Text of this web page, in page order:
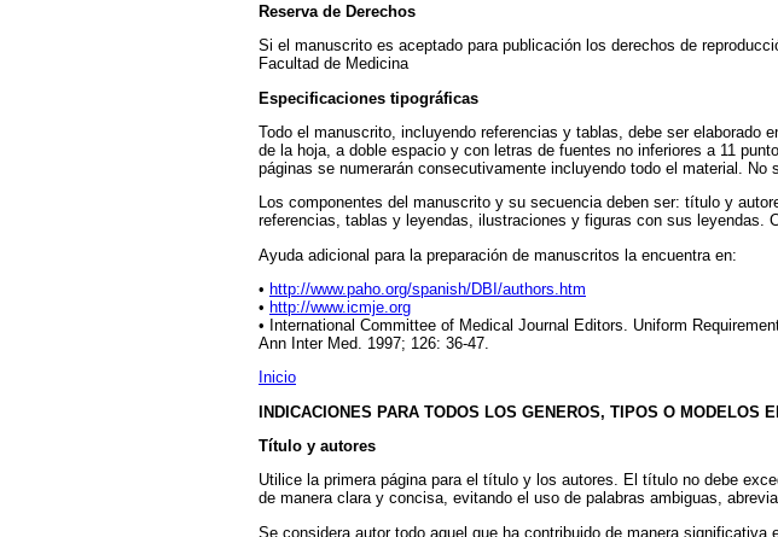
Reserva de Derechos
Si el manuscrito es aceptado para publicación los derechos de
Facultad de Medicina
Especificaciones tipográficas
Todo el manuscrito, incluyendo referencias y tablas, debe ser elaborado
de la hoja, a doble espacio y con letras de fuentes no inferiores a 11
páginas se numerarán consecutivamente incluyendo todo el material. No
Los componentes del manuscrito y su secuencia deben ser: título y
referencias, tablas y leyendas, ilustraciones y figuras con sus leyendas.
Ayuda adicional para la preparación de manuscritos la encuentra en:
• http://www.paho.org/spanish/DBI/authors.htm
• http://www.icmje.org
• International Committee of Medical Journal Editors. Uniform
Ann Inter Med. 1997; 126: 36-47.
Inicio
INDICACIONES PARA TODOS LOS GENEROS, TIPOS O MODELOS
Título y autores
Utilice la primera página para el título y los autores. El título no debe
de manera clara y concisa, evitando el uso de palabras ambiguas,
Se considera autor todo aquel que ha contribuido de manera